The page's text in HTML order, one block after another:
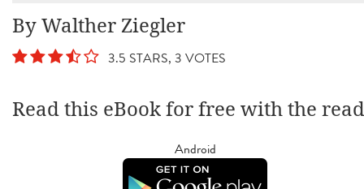
By Walther Ziegler
3.5 STARS, 3 VOTES
Read this eBook for free with the
Android